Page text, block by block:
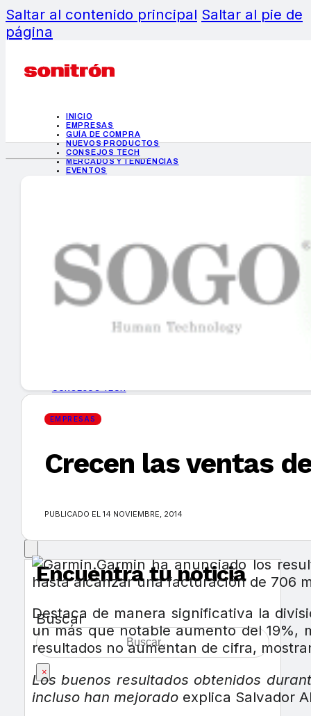
Saltar al contenido principal Saltar al pie de
página
INICIO
EMPRESAS
GUÍA DE COMPRA
NUEVOS PRODUCTOS
CONSEJOS TECH
MERCADOS Y TENDENCIAS
EVENTOS
INICIO
EMPRESAS
GUÍA DE COMPRA
MERCADOS Y TENDENCIAS
Encuentra tu noticia
Buscar
×
EMPRESAS
Crecen las ventas
PUBLICADO EL 14 NOVIEMBRE, 2014
Garmin ha anunciado los
hasta alcanzar una facturación de 706
Destaca de manera significativa la
un más que notable aumento del 19%,
resultados no aumentan de cifra,
Los buenos resultados obtenidos
incluso han mejoradoexplica Salvador